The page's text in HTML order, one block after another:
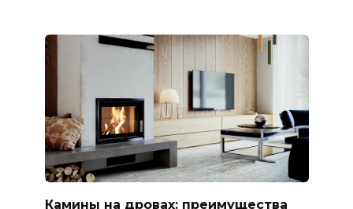
Камины на дровах: преимущества